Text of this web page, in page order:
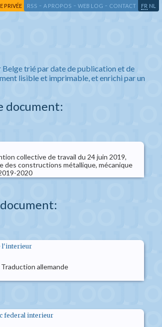
PRIVÉE RSS - A PROPOS - WEB LOG - CONTACT FR NL
trié par date de publication et de
lisible et imprimable, et enrichi par un
document:
collective de travail du 24 juin 2019,
des constructions métallique, mécanique
2020
l'interieur
allemande
federal interieur